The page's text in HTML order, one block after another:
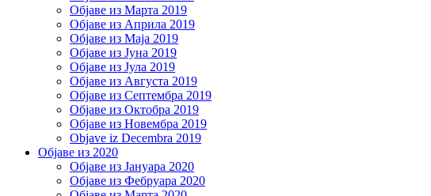
Објаве из Марта 2019
Објаве из Априла 2019
Објаве из Маја 2019
Објаве из Јуна 2019
Објаве из Јула 2019
Објаве из Августа 2019
Објаве из Септембра 2019
Објаве из Октобра 2019
Објаве из Новембра 2019
Objave iz Decembra 2019
Објаве из 2020
Објаве из Јануара 2020
Објаве из Фебруара 2020